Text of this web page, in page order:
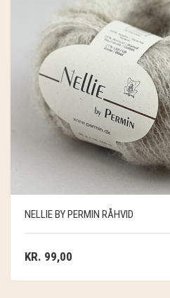
NELLIE BY PERMIN RÅHVID
KR. 99,00